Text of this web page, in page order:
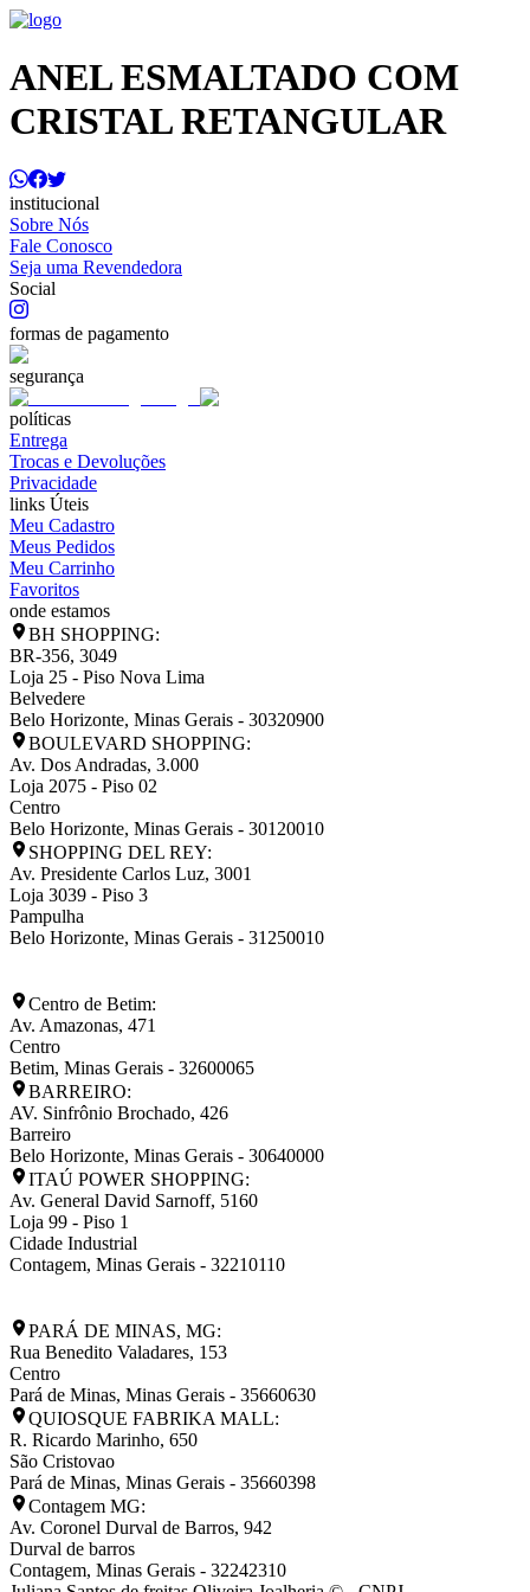
ANEL ESMALTADO COM
CRISTAL RETANGULAR
institucional
Sobre Nós
Fale Conosco
Seja uma Revendedora
Social
formas de pagamento
segurança
políticas
Entrega
Trocas e Devoluções
Privacidade
links Úteis
Meu Cadastro
Meus Pedidos
Meu Carrinho
Favoritos
onde estamos
BH SHOPPING:
BR-356, 3049
Loja 25 - Piso Nova Lima
Belvedere
Belo Horizonte, Minas Gerais - 30320900
BOULEVARD SHOPPING:
Av. Dos Andradas, 3.000
Loja 2075 - Piso 02
Centro
Belo Horizonte, Minas Gerais - 30120010
SHOPPING DEL REY:
Av. Presidente Carlos Luz, 3001
Loja 3039 - Piso 3
Pampulha
Belo Horizonte, Minas Gerais - 31250010
Centro de Betim:
Av. Amazonas, 471
Centro
Betim, Minas Gerais - 32600065
BARREIRO:
AV. Sinfrônio Brochado, 426
Barreiro
Belo Horizonte, Minas Gerais - 30640000
ITAÚ POWER SHOPPING:
Av. General David Sarnoff, 5160
Loja 99 - Piso 1
Cidade Industrial
Contagem, Minas Gerais - 32210110
PARÁ DE MINAS, MG:
Rua Benedito Valadares, 153
Centro
Pará de Minas, Minas Gerais - 35660630
QUIOSQUE FABRIKA MALL:
R. Ricardo Marinho, 650
São Cristovao
Pará de Minas, Minas Gerais - 35660398
Contagem MG:
Av. Coronel Durval de Barros, 942
Durval de barros
Contagem, Minas Gerais - 32242310